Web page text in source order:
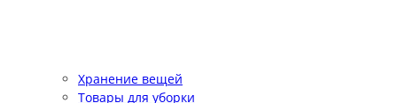
Хранение вещей
Товары для уборки